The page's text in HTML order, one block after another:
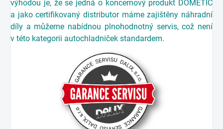
výhodou je, že se jedná o koncernový produkt DOMETIC
a jako certifikovaný distributor máme zajištěny náhradní
díly a můžeme nabídnou plnohodnotný servis, což není
v této kategorii autochladniček standardem.